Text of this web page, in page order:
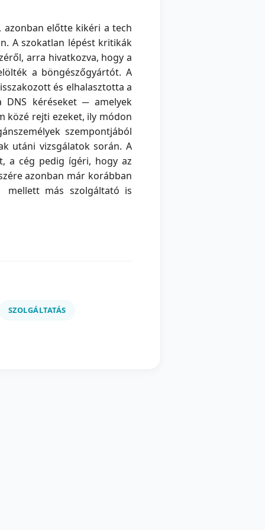
előtte kikéri a tech
A szokatlan lépést kritikák
arra hivatkozva, hogy a
a böngészőgyártót. A
és elhalasztotta a
DNS kéréseket ─ amelyek
közé rejti ezeket, ily módon
szempontjából
utáni vizsgálatok során. A
a cég pedig ígéri, hogy az
azonban már korábban
mellett más szolgáltató is
SZOLGÁLTATÁS